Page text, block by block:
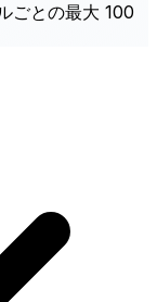
ごとの最大 100